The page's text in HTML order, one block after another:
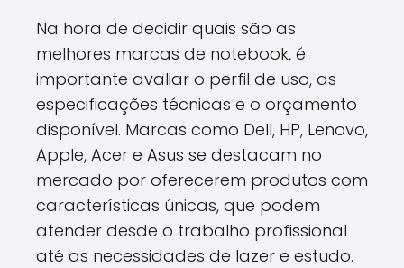
Na hora de decidir quais são as
melhores marcas de notebook, é
importante avaliar o perfil de uso, as
especificações técnicas e o orçamento
disponível. Marcas como Dell, HP, Lenovo,
Apple, Acer e Asus se destacam no
mercado por oferecerem produtos com
características únicas, que podem
atender desde o trabalho profissional
até as necessidades de lazer e estudo.